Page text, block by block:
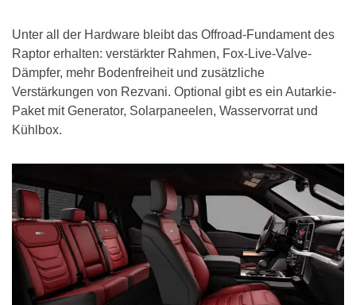
Unter all der Hardware bleibt das Offroad-Fundament des
Raptor erhalten: verstärkter Rahmen, Fox-Live-Valve-
Dämpfer, mehr Bodenfreiheit und zusätzliche
Verstärkungen von Rezvani. Optional gibt es ein Autarkie-
Paket mit Generator, Solarpaneelen, Wasservorrat und
Kühlbox.